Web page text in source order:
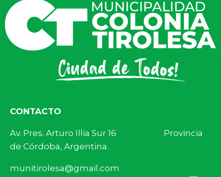
CONTACTO
Av. Pres. Arturo Illia Sur 16 Provincia
de Córdoba, Argentina.
munitirolesa@gmail.com